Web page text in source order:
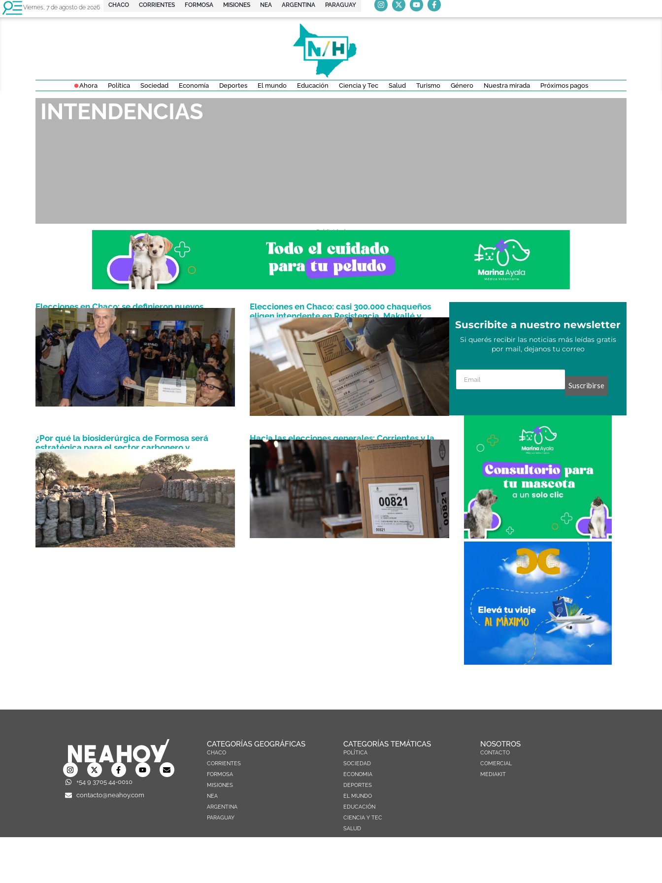
Viernes, 7 de agosto de 2026 CHACO CORRIENTES FORMOSA MISIONES NEA ARGENTINA PARAGUAY
Ahora Política Sociedad Economía Deportes El mundo Educación Ciencia y Tec Salud Turismo Género Nuestra mirada Próximos pagos
INTENDENCIAS
- Publicidad -
Elecciones en Chaco: se definieron nuevos
intendentes para Resistencia, Makallé y Quitilipi
Noviembre 6, 2023
Elecciones en Chaco: casi 300.000 chaqueños
eligen intendente en Resistencia, Makallé y
Quitilipi
Noviembre 4, 2023
¿Por qué la biosiderúrgica de Formosa será
estratégica para el sector carbonero y
cooperativas?
Enero 19, 2023
Hacia las elecciones generales: Corrientes y la
disputa en 15 municipios por las intendencias
Octubre 18, 2021
Suscribite a nuestro newsletter
Si querés recibir las noticias más leídas gratis
por mail, dejanos tu correo
Suscribirse
+54 9 3705 44-0010
contacto@neahoy.com
CATEGORÍAS GEOGRÁFICAS
CHACO
CORRIENTES
FORMOSA
MISIONES
NEA
ARGENTINA
PARAGUAY
CATEGORÍAS TEMÁTICAS
POLÍTICA
SOCIEDAD
ECONOMIA
DEPORTES
EL MUNDO
EDUCACIÓN
CIENCIA Y TEC
SALUD
TURISMO
NOSOTROS
CONTACTO
COMERCIAL
MEDIAKIT